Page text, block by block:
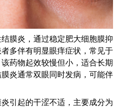
膜炎，通过稳定肥大细胞膜抑
多伴有明显眼痒症状，常见于
药物起效较慢但小，适合长期
炎通常双眼同时发病，可能伴
引起的干涩不适，主要成分为